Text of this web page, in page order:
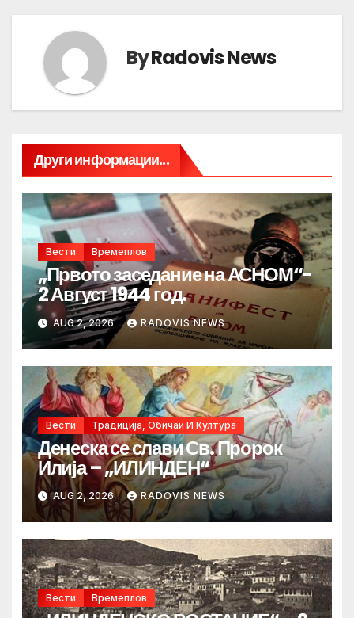
ByRadovis News
Други информации...
Вести Времеплов
„Првото заседание на АСНОМ“-
2 Август 1944 год.
AUG 2, 2026 RADOVIS NEWS
Вести Традиција, Обичаи И Култура
Денеска се слави Св. Пророк
Илија – „ИЛИНДЕН“
AUG 2, 2026 RADOVIS NEWS
Вести Времеплов